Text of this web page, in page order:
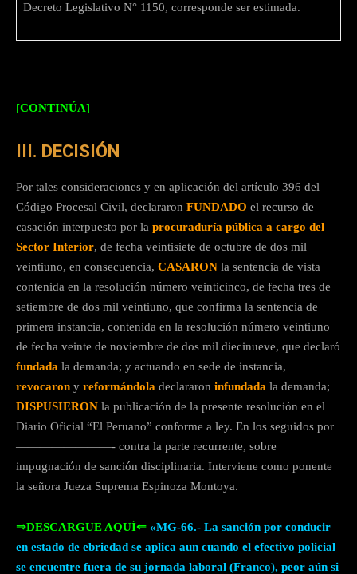
Decreto Legislativo N° 1150, corresponde ser estimada.
[CONTINÚA]
III. DECISIÓN
Por tales consideraciones y en aplicación del artículo 396 del
Código Procesal Civil, declararon FUNDADO el recurso de
casación interpuesto por la procuraduría pública a cargo del
Sector Interior, de fecha veintisiete de octubre de dos mil
veintiuno, en consecuencia, CASARON la sentencia de vista
contenida en la resolución número veinticinco, de fecha tres de
setiembre de dos mil veintiuno, que confirma la sentencia de
primera instancia, contenida en la resolución número veintiuno
de fecha veinte de noviembre de dos mil diecinueve, que declaró
fundada la demanda; y actuando en sede de instancia,
revocaron y reformándola declararon infundada la demanda;
DISPUSIERON la publicación de la presente resolución en el
Diario Oficial “El Peruano” conforme a ley. En los seguidos por
————————- contra la parte recurrente, sobre
impugnación de sanción disciplinaria. Interviene como ponente
la señora Jueza Suprema Espinoza Montoya.
⇒DESCARGUE AQUÍ⇐ «MG-66.- La sanción por conducir
en estado de ebriedad se aplica aun cuando el efectivo policial
se encuentre fuera de su jornada laboral (Franco), peor aún si